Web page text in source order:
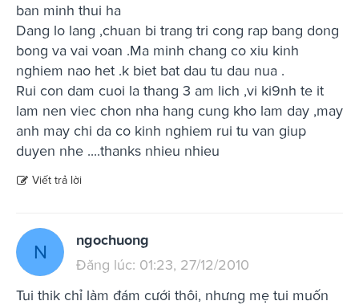
ban minh thui ha
Dang lo lang ,chuan bi trang tri cong rap bang dong
bong va vai voan .Ma minh chang co xiu kinh
nghiem nao het .k biet bat dau tu dau nua .
Rui con dam cuoi la thang 3 am lich ,vi ki9nh te it
lam nen viec chon nha hang cung kho lam day ,may
anh may chi da co kinh nghiem rui tu van giup
duyen nhe ....thanks nhieu nhieu
Viết trả lời
N
ngochuong
Đăng lúc: 01:23, 27/12/2010
Tui thik chỉ làm đám cưới thôi, nhưng mẹ tui muốn